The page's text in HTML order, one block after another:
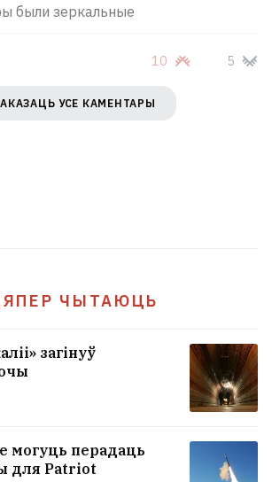
были зеркальные
10 5
УСЕ КАМЕНТАРЫ
ЧЫТАЮЦЬ
загінуў
могуць перадаць
для Patriot